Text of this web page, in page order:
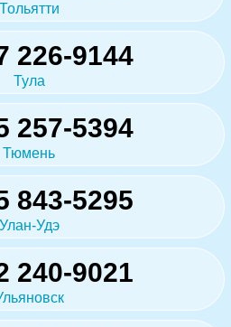
Тольятти
226-9144
Тула
257-5394
Тюмень
843-5295
Улан-Удэ
240-9021